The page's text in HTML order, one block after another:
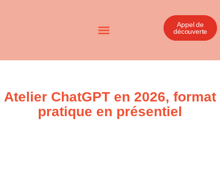
Appel de
découverte
Atelier ChatGPT en 2026, format
pratique en présentiel